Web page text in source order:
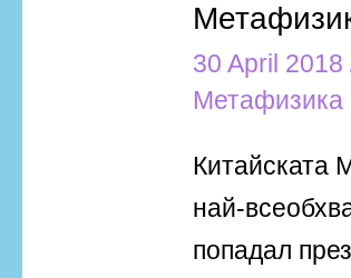
30 April 2018
Метафизика
Китайската
най-
попадал